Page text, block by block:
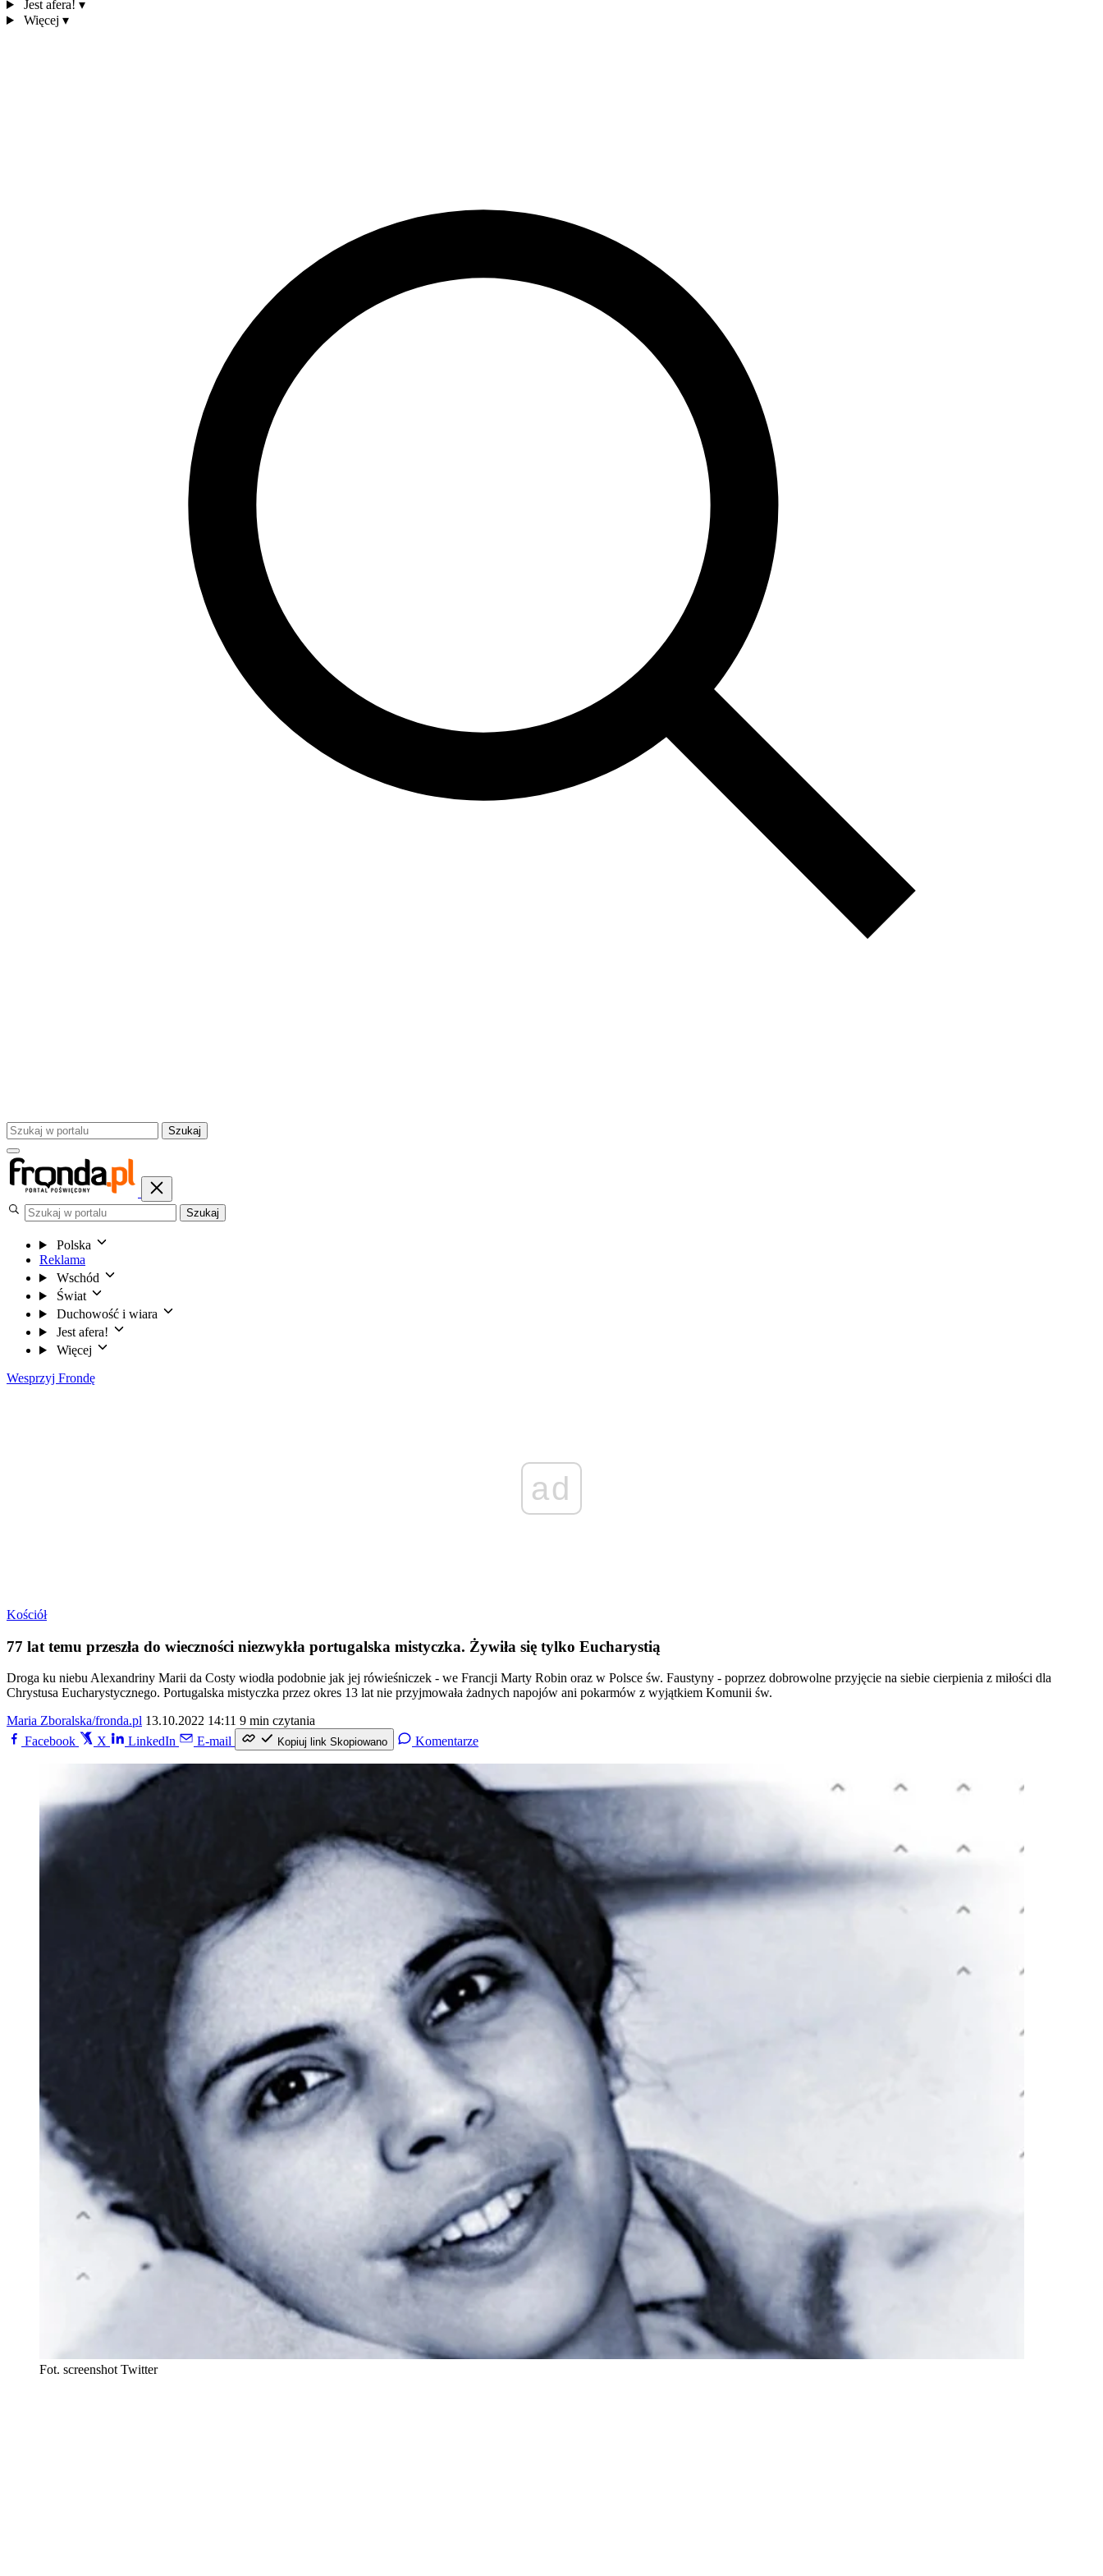
Jest afera! ▾
Więcej ▾
Szukaj
Szukaj
Polska
Reklama
Wschód
Świat
Duchowość i wiara
Jest afera!
Więcej
Wesprzyj Frondę
ad
Kościół
77 lat temu przeszła do wieczności niezwykła portugalska mistyczka. Żywiła się tylko Eucharystią
Droga ku niebu Alexandriny Marii da Costy wiodła podobnie jak jej rówieśniczek - we Francji Marty Robin oraz w Polsce św. Faustyny - poprzez dobrowolne przyjęcie na siebie cierpienia z miłości dla
Chrystusa Eucharystycznego. Portugalska mistyczka przez okres 13 lat nie przyjmowała żadnych napojów ani pokarmów z wyjątkiem Komunii św.
Maria Zboralska/fronda.pl 13.10.2022 14:11 9 min czytania
Facebook
X LinkedIn E-mail Kopiuj link Skopiowano Komentarze
Fot. screenshot Twitter